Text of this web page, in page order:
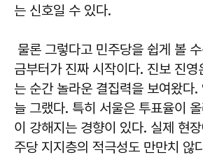
는 신호일 수 있다.
물론 그렇다고 민주당을 쉽게 볼
금부터가 진짜 시작이다. 진보 진영
는 순간 놀라운 결집력을 보여왔다
늘 그랬다. 특히 서울은 투표율이
이 강해지는 경향이 있다. 실제 현
주당 지지층의 적극성도 만만치 않